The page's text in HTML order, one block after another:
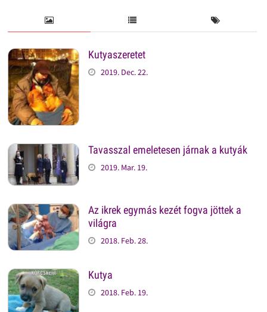
Kutyaszeretet
2019. Dec. 22.
Tavasszal emeletesen járnak a kutyák
2019. Mar. 19.
Az ikrek egymás kezét fogva jöttek a
világra
2018. Feb. 28.
Kutya
2018. Feb. 19.